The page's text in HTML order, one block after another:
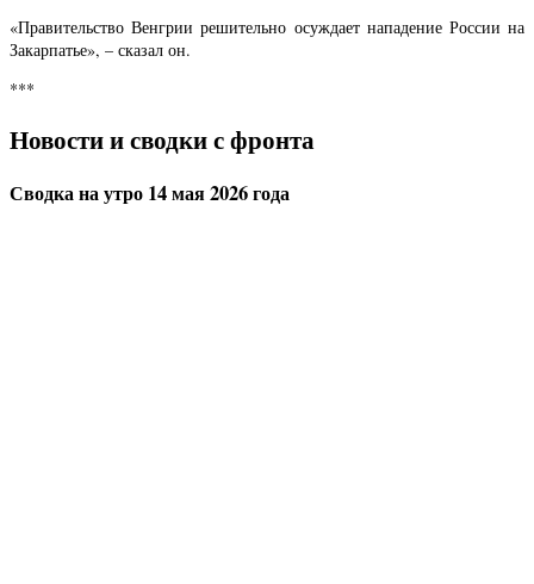
«Правительство Венгрии решительно осуждает нападение России на
Закарпатье», – сказал он.
***
Новости и сводки с фронта
Сводка на утро 14 мая 2026 года